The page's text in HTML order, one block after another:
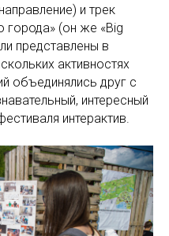
и трек
города» (он же «Big
представлены в
активностях
объединялись друг с
интересный
интерактив.